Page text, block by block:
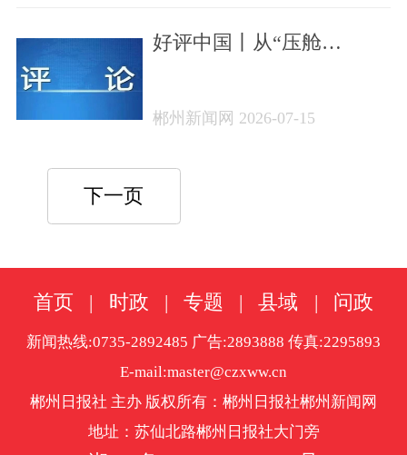
好评中国丨从“压舱
郴州新闻网 2026-07-15
下一页
首页 | 时政 | 专题 | 县域 | 问政
新闻热线:0735-2892485 广告:2893888 传真:2295893
E-mail:master@czxww.cn
郴州日报社 主办 版权所有：郴州日报社郴州新闻网
地址：苏仙北路郴州日报社大门旁